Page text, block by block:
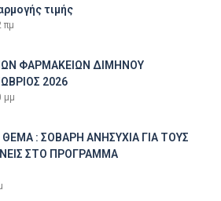
τιμής
πμ
ΦΑΡΜΑΚΕΙΩΝ ΔΙΜΗΝΟΥ
2026
μμ
: ΣΟΒΑΡΗ ΑΝΗΣΥΧΙΑ ΓΙΑ ΤΟΥΣ
ΣΤΟ ΠΡΟΓΡΑΜΜΑ